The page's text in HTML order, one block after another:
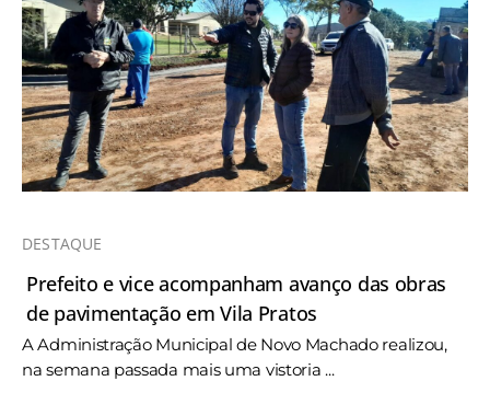
DESTAQUE
Prefeito e vice acompanham avanço das obras
de pavimentação em Vila Pratos
A Administração Municipal de Novo Machado realizou,
na semana passada mais uma vistoria ...